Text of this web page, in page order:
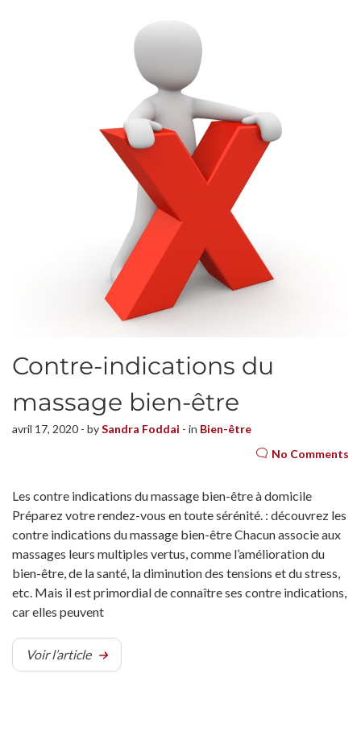
Contre-indications du
massage bien-être
avril 17, 2020 - bySandra Foddai - in Bien-être
No Comments
Les contre indications du massage bien-être à domicile
Préparez votre rendez-vous en toute sérénité. : découvrez les
contre indications du massage bien-être Chacun associe aux
massages leurs multiples vertus, comme l’amélioration du
bien-être, de la santé, la diminution des tensions et du stress,
etc. Mais il est primordial de connaître ses contre indications,
car elles peuvent
Voir l’article